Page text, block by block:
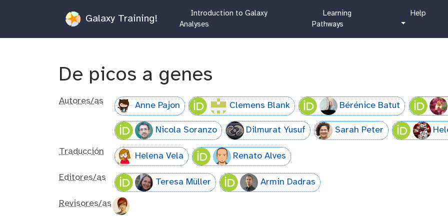
Galaxy Training!
Introduction to Galaxy
Analyses
c
u
u
m
Learning
Pathways
hHelp
De picos a genes
Autores/as Anne Pajon Clemens Blank Bérénice Batut
Nicola Soranzo Dilmurat Yusuf Sarah Peter
Traducción Helena Vela Renato Alves
Editores/as Teresa Müller Armin Dadras
Revisores/as